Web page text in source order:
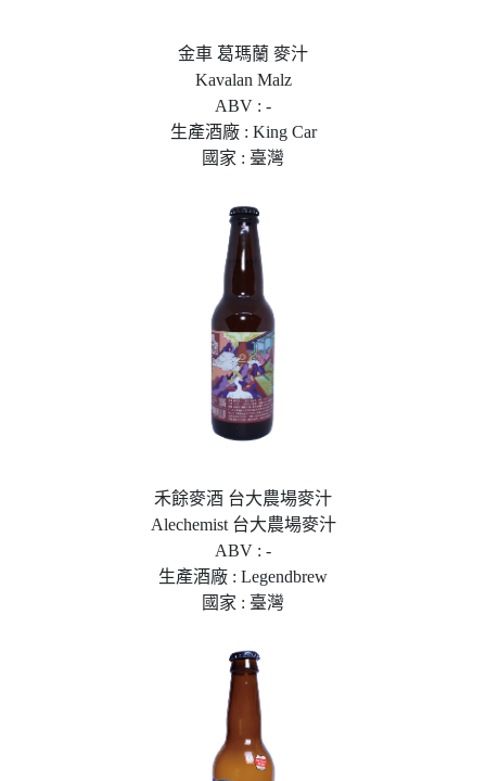
金車 葛瑪蘭 麥汁
Kavalan Malz
ABV : -
生產酒廠 : King Car
國家 : 臺灣
禾餘麥酒 台大農場麥汁
Alechemist 台大農場麥汁
ABV : -
生產酒廠 : Legendbrew
國家 : 臺灣